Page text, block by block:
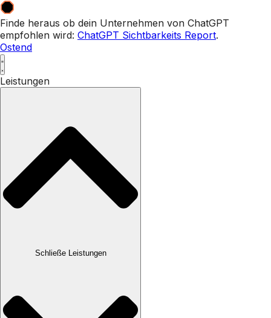
Zum
Inhalt
wechseln
Finde heraus ob dein Unternehmen von ChatGPT
empfohlen wird: ChatGPT Sichtbarkeits Report.
Ostend
Leistungen
Schließe Leistungen